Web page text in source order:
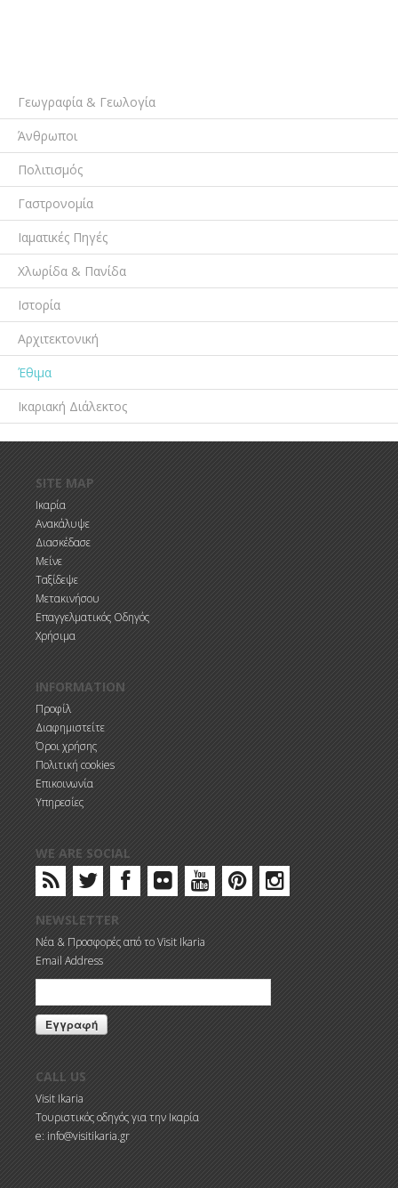
Γεωγραφία & Γεωλογία
Άνθρωποι
Πολιτισμός
Γαστρονομία
Ιαματικές Πηγές
Χλωρίδα & Πανίδα
Ιστορία
Αρχιτεκτονική
Έθιμα
Ικαριακή Διάλεκτος
SITE MAP
Ικαρία
Ανακάλυψε
Διασκέδασε
Μείνε
Ταξίδεψε
Μετακινήσου
Επαγγελματικός Οδηγός
Χρήσιμα
INFORMATION
Προφίλ
Διαφημιστείτε
Όροι χρήσης
Πολιτική cookies
Επικοινωνία
Υπηρεσίες
WE ARE SOCIAL
NEWSLETTER
Νέα & Προσφορές από το Visit Ikaria
Email Address
CALL US
Visit Ikaria
Τουριστικός οδηγός για την Ικαρία
e: info@visitikaria.gr